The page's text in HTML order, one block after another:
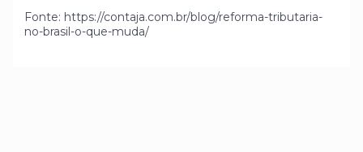
Fonte: https://contaja.com.br/blog/reforma-tributaria-
no-brasil-o-que-muda/